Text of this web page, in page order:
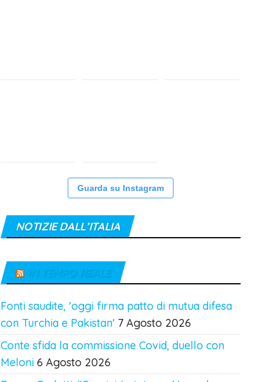
Guarda su Instagram
NOTIZIE DALL’ITALIA
IN TEMPO REALE
Fonti saudite, 'oggi firma patto di mutua difesa
con Turchia e Pakistan' 7 Agosto 2026
Conte sfida la commissione Covid, duello con
Meloni 6 Agosto 2026